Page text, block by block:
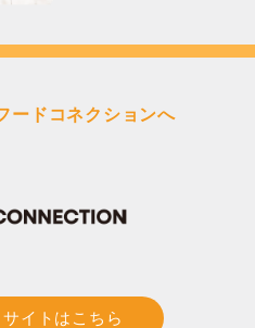
ードコネクションへ
イトはこちら